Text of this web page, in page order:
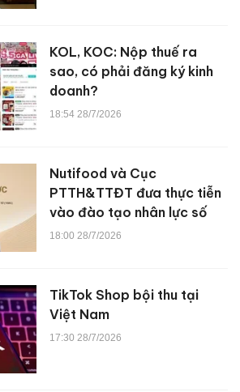
KOL, KOC: Nộp thuế ra
sao, có phải đăng ký kinh
doanh?
18:54 28/7/2026
Nutifood và Cục
PTTH&TTĐT đưa thực tiễn
vào đào tạo nhân lực số
18:00 28/7/2026
TikTok Shop bội thu tại
Việt Nam
17:30 28/7/2026